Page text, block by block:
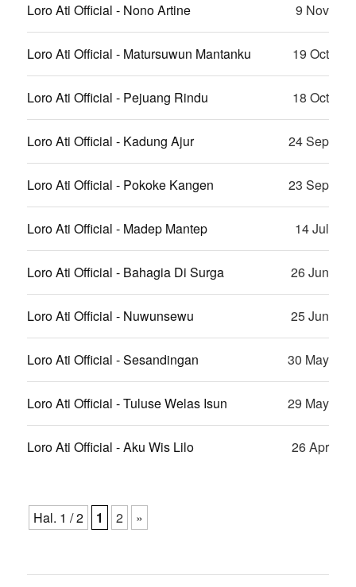
Loro Ati Official - Nono Artine 9 Nov
Loro Ati Official - Matursuwun Mantanku 19 Oct
Loro Ati Official - Pejuang Rindu 18 Oct
Loro Ati Official - Kadung Ajur 24 Sep
Loro Ati Official - Pokoke Kangen 23 Sep
Loro Ati Official - Madep Mantep 14 Jul
Loro Ati Official - Bahagia Di Surga 26 Jun
Loro Ati Official - Nuwunsewu 25 Jun
Loro Ati Official - Sesandingan 30 May
Loro Ati Official - Tuluse Welas Isun 29 May
Loro Ati Official - Aku Wis Lilo 26 Apr
Hal. 1 / 2 1 2 »